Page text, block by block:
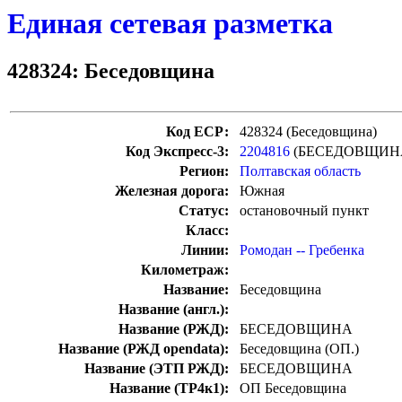
Единая сетевая разметка
428324: Беседовщина
Код ЕСР:
428324 (Беседовщина)
Код Экспресс-3:
2204816
Регион:
Полтавская область
Железная дорога:
Южная
Статус:
остановочный пункт
Класс:
Линии:
Ромодан -- Гребенка
Километраж:
Название:
Беседовщина
Название (англ.):
Название (РЖД):
БЕСЕДОВЩИНА
Название (РЖД opendata):
Беседовщина (ОП.)
Название (ЭТП РЖД):
БЕСЕДОВЩИНА
Название (ТР4к1):
ОП Беседовщина